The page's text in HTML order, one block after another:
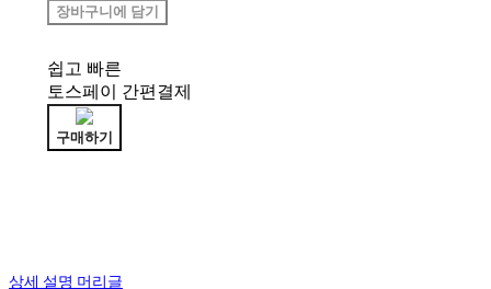
장바구니에 담기
쉽고 빠른
토스페이 간편결제
구매하기
상세 설명 머리글